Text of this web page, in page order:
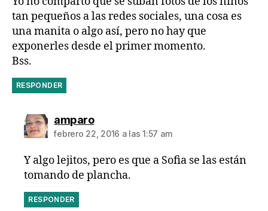
tan pequeños a las redes sociales, una cosa es
una manita o algo así, pero no hay que
exponerles desde el primer momento.
Bss.
RESPONDER
amparodice:
febrero 22, 2016 a las 1:57 am
Y algo lejitos, pero es que a Sofia se las están
tomando de plancha.
RESPONDER